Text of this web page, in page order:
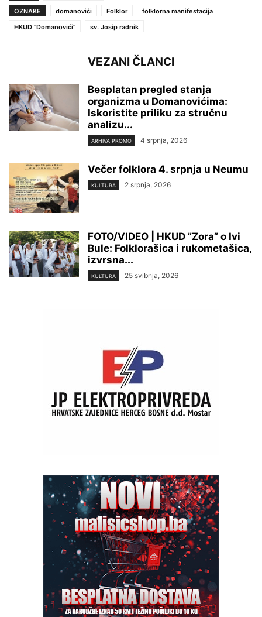
OZNAKE
domanovići Folklor
folklorna manifestacija
HKUD ''Domanovići''
sv. Josip radnik
VEZANI ČLANCI
Besplatan pregled stanja
organizma u Domanovićima:
Iskoristite priliku za stručnu
analizu...
ARHIVA PROMO 4 srpnja, 2026
Večer folklora 4. srpnja u Neumu
KULTURA 2 srpnja, 2026
FOTO/VIDEO | HKUD ”Zora” o Ivi
Bule: Folklorašica i rukometašica,
izvrsna...
KULTURA 25 svibnja, 2026